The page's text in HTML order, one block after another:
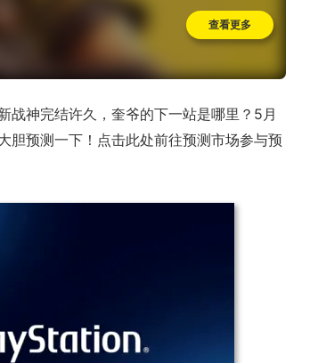
查看更多
战神完结许久，奎爷的下一站是哪里？5月
胆预测一下！点击此处前往预测市场参与预